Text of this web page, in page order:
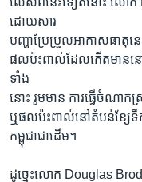
ដោយសារ
បញ្ហាប្រែប្រួលអាកាសធាតុន
ផលប៉ះពាល់ដែលកើតមានន
ទាំង
នោះ រួមមាន ការធ្វើចំណា
ឬផលប៉ះពាល់នៅតំបន់ខ្សែទឹ
កម្ពុជាជាដើម។
ដូច្នេះលោក Douglas